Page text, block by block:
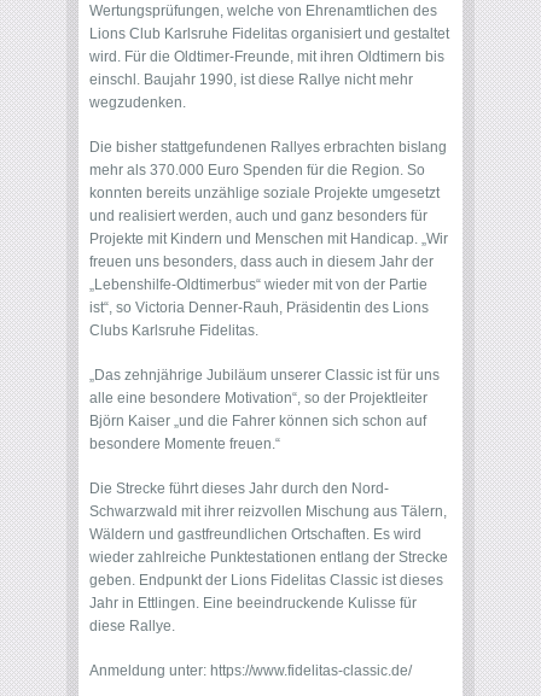
Wertungsprüfungen, welche von Ehrenamtlichen des
Lions Club Karlsruhe Fidelitas organisiert und gestaltet
wird. Für die Oldtimer-Freunde, mit ihren Oldtimern bis
einschl. Baujahr 1990, ist diese Rallye nicht mehr
wegzudenken.
Die bisher stattgefundenen Rallyes erbrachten bislang
mehr als 370.000 Euro Spenden für die Region. So
konnten bereits unzählige soziale Projekte umgesetzt
und realisiert werden, auch und ganz besonders für
Projekte mit Kindern und Menschen mit Handicap. „Wir
freuen uns besonders, dass auch in diesem Jahr der
„Lebenshilfe-Oldtimerbus“ wieder mit von der Partie
ist“, so Victoria Denner-Rauh, Präsidentin des Lions
Clubs Karlsruhe Fidelitas.
„Das zehnjährige Jubiläum unserer Classic ist für uns
alle eine besondere Motivation“, so der Projektleiter
Björn Kaiser „und die Fahrer können sich schon auf
besondere Momente freuen.“
Die Strecke führt dieses Jahr durch den Nord-
Schwarzwald mit ihrer reizvollen Mischung aus Tälern,
Wäldern und gastfreundlichen Ortschaften. Es wird
wieder zahlreiche Punktestationen entlang der Strecke
geben. Endpunkt der Lions Fidelitas Classic ist dieses
Jahr in Ettlingen. Eine beeindruckende Kulisse für
diese Rallye.
Anmeldung unter: https://www.fidelitas-classic.de/